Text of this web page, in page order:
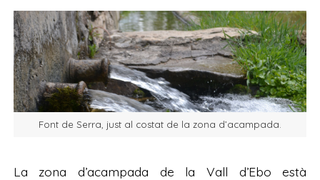
Font de Serra, just al costat de la zona d’acampada.
La zona d’acampada de la Vall d’Ebo està